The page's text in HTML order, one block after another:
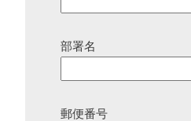
部署名
郵便番号